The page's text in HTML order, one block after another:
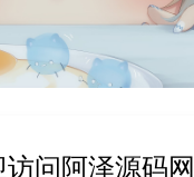
访问阿泽源码网